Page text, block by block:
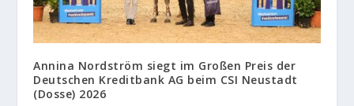
Annina Nordström siegt im Großen Preis der
Deutschen Kreditbank AG beim CSI Neustadt
(Dosse) 2026